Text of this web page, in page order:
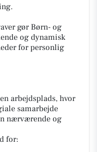
gør Børn- og
og dynamisk
for personlig
arbejdsplads, hvor
samarbejde
nærværende og
for: